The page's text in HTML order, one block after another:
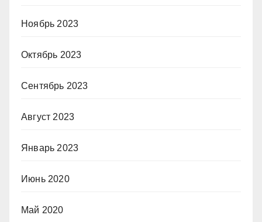
Ноябрь 2023
Октябрь 2023
Сентябрь 2023
Август 2023
Январь 2023
Июнь 2020
Май 2020